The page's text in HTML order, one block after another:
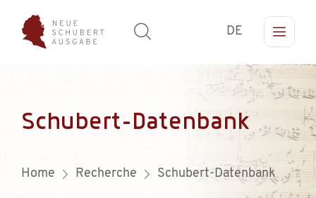
DE
Schubert-Datenbank
Home Recherche Schubert-Datenbank